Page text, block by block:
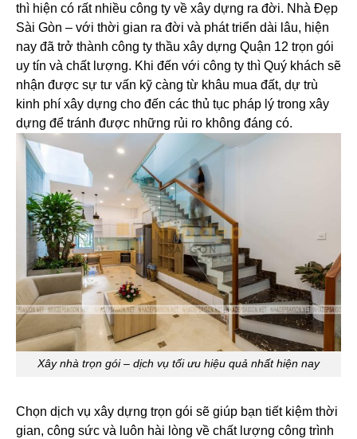
thì hiện có rất nhiều công ty về xây dựng ra đời. Nhà Đẹp
Sài Gòn – với thời gian ra đời và phát triển dài lâu, hiện
nay đã trở thành công ty thầu xây dựng Quận 12 trọn gói
uy tín và chất lượng. Khi đến với công ty thì Quý khách sẽ
nhận được sự tư vấn kỹ càng từ khâu mua đất, dự trù
kinh phí xây dựng cho đến các thủ tục pháp lý trong xây
dựng để tránh được những rủi ro không đáng có.
Xây nhà trọn gói – dịch vụ tối ưu hiệu quả nhất hiện nay
Chọn dịch vụ xây dựng trọn gói sẽ giúp bạn tiết kiệm thời
gian, công sức và luôn hài lòng về chất lượng công trình